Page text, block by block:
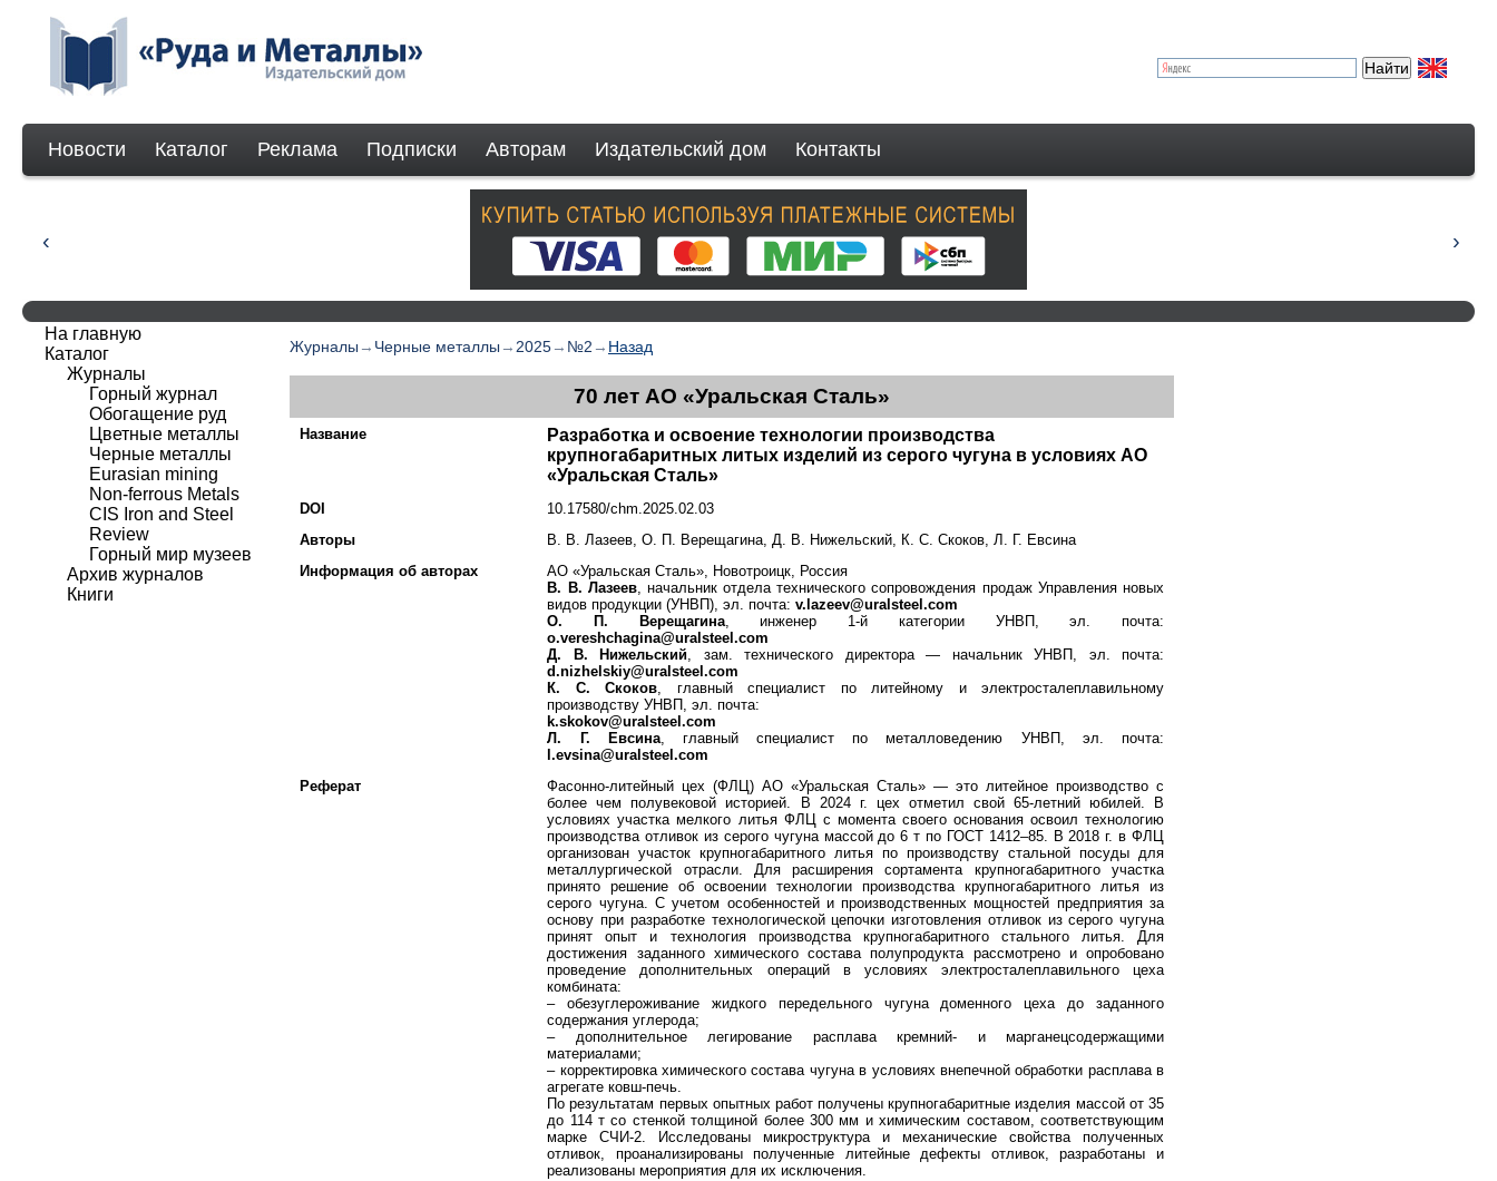
Новости Каталог Реклама Подписки Авторам Издательский дом Контакты
Журналы → Черные металлы → 2025→ №2 → Назад
70 лет АО «Уральская Сталь»
Название
Разработка и освоение технологии производства
крупногабаритных литых изделий из серого чугуна в условиях АО
«Уральская Сталь»
DOI
10.17580/chm.2025.02.03
Авторы
В. В. Лазеев, О. П. Верещагина, Д. В. Нижельский, К. С. Скоков, Л. Г. Евсина
Информация об авторах
АО «Уральская Сталь», Новотроицк, Россия
В. В. Лазеев, начальник отдела технического сопровождения продаж Управления новых
видов продукции (УНВП), эл. почта:v.lazeev@uralsteel.com
О. П. Верещагина, инженер 1-й категории УНВП, эл. почта:
o.vereshchagina@uralsteel.com
Д. В. Нижельский, зам. технического директора — начальник УНВП, эл. почта:
d.nizhelskiy@uralsteel.com
К. С. Скоков, главный специалист по литейному и электросталеплавильному
производству УНВП, эл. почта:
k.skokov@uralsteel.com
Л. Г. Евсина, главный специалист по металловедению УНВП, эл. почта:
l.evsina@uralsteel.com
Реферат
Фасонно-литейный цех (ФЛЦ) АО «Уральская Сталь» — это литейное производство с
более чем полувековой историей. В 2024 г. цех отметил свой 65-летний юбилей. В
условиях участка мелкого литья ФЛЦ с момента своего основания освоил технологию
производства отливок из серого чугуна массой до 6 т по ГОСТ 1412–85. В 2018 г. в ФЛЦ
организован участок крупногабаритного литья по производству стальной посуды для
металлургической отрасли. Для расширения сортамента крупногабаритного участка
принято решение об освоении технологии производства крупногабаритного литья из
серого чугуна. С учетом особенностей и производственных мощностей предприятия за
основу при разработке технологической цепочки изготовления отливок из серого чугуна
принят опыт и технология производства крупногабаритного стального литья. Для
достижения заданного химического состава полупродукта рассмотрено и опробовано
проведение дополнительных операций в условиях электросталеплавильного цеха
комбината:
– обезуглероживание жидкого передельного чугуна доменного цеха до заданного
содержания углерода;
– дополнительное легирование расплава кремний- и марганецсодержащими
материалами;
– корректировка химического состава чугуна в условиях внепечной обработки расплава в
агрегате ковш-печь.
По результатам первых опытных работ получены крупногабаритные изделия массой от 35
до 114 т со стенкой толщиной более 300 мм и химическим составом, соответствующим
марке СЧИ-2. Исследованы микроструктура и механические свойства полученных
отливок, проанализированы полученные литейные дефекты отливок, разработаны и
реализованы мероприятия для их исключения.
На главную
Каталог
Журналы
Горный журнал
Обогащение руд
Цветные металлы
Черные металлы
Eurasian mining
Non-ferrous Мetals
CIS Iron and Steel
Review
Горный мир музеев
Архив журналов
Книги